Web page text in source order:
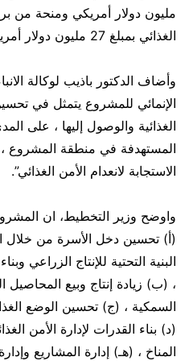
مليون دولار أمريكي ومنحة من
الغذائي بمبلغ 27 مليون دولار أمريكي”.
وأضاف الدكتور باذيب لوكالة
الإنمائي للمشروع يتمثل في
الغذائية والوصول إليها ، على
المستهدفة في منطقة المشروع ،
الاستجابة لانعدام الأمن الغذائي”.
واوضح وزير التخطيط، ان
(أ) تحسين دخل الأسرة من خلال
البنية التحتية للإنتاج الزراعي
، (ب) زيادة إنتاج وبيع المحاصيل
السمكية ، (ج) تحسين الوضع
(د) بناء القدرات لإدارة الأمن
المناخ ، (هـ) إدارة المشاريع